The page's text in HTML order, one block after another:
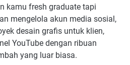
kamu fresh graduate tapi
mengelola akun media sosial,
desain grafis untuk klien,
YouTube dengan ribuan
yang luar biasa.